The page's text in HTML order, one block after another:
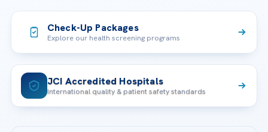
Check-Up Packages
Explore our health screening programs
JCI Accredited Hospitals
International quality & patient safety standards